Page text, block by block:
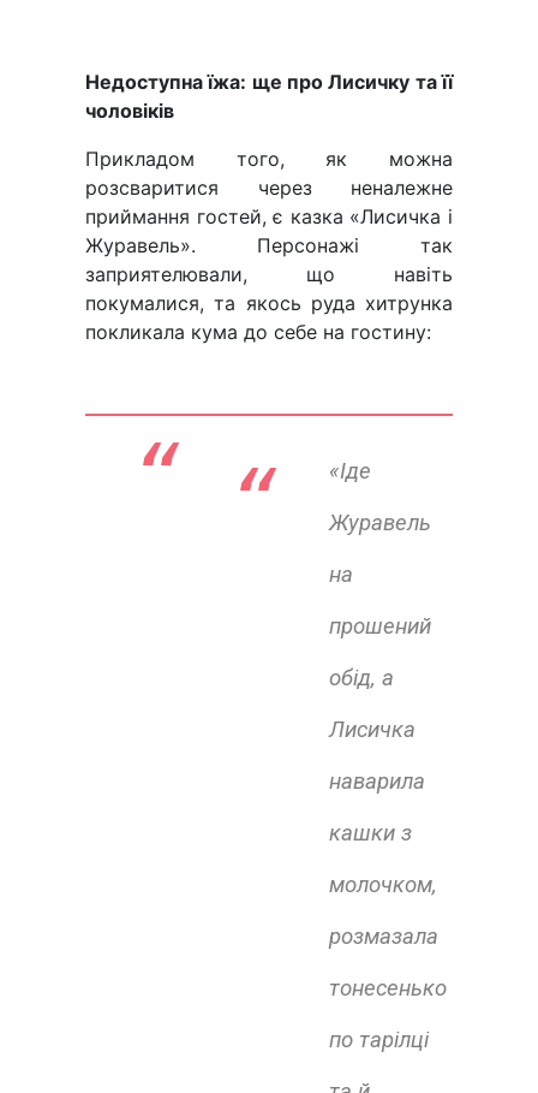
Недоступна їжа: ще про Лисичку та її
чоловіків
Прикладом того, як можна
розсваритися через неналежне
приймання гостей, є казка «Лисичка і
Журавель». Персонажі так
заприятелювали, що навіть
покумалися, та якось руда хитрунка
покликала кума до себе на гостину:
“
«Іде
Журавель
на
прошений
обід, а
Лисичка
наварила
кашки з
молочком,
розмазала
тонесенько
по тарілці